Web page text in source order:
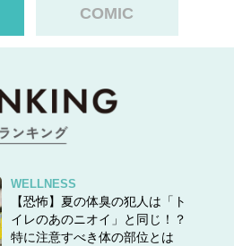
COMIC
WELLNESS
【恐怖】夏の体臭の犯人は「ト
イレのあのニオイ」と同じ！？
特に注意すべき体の部位とは